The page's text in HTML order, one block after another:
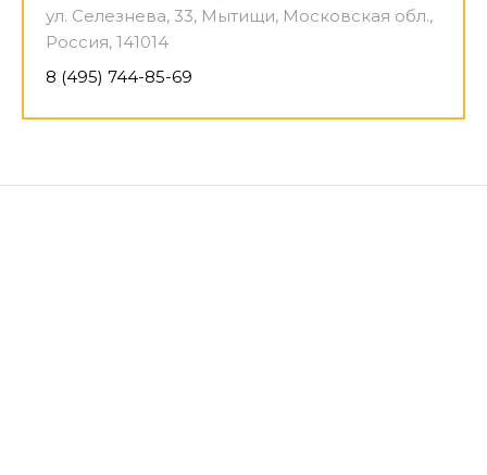
ул. Селезнева, 33, Мытищи, Московская обл.,
Россия, 141014
8 (495) 744-85-69